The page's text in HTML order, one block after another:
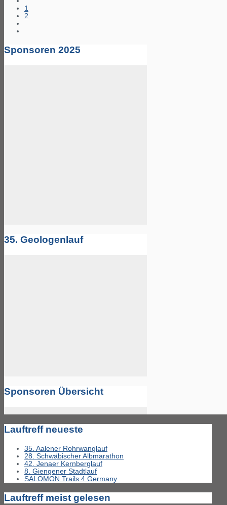
1
2
Sponsoren 2025
35. Geologenlauf
Sponsoren Übersicht
Lauftreff neueste
35. Aalener Rohrwanglauf
28. Schwäbischer Albmarathon
42. Jenaer Kernberglauf
8. Giengener Stadtlauf
SALOMON Trails 4 Germany
Lauftreff meist gelesen